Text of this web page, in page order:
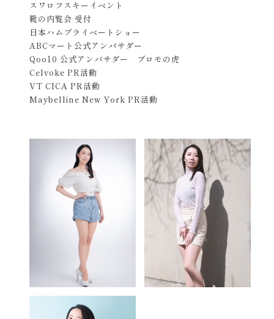
スワロフスキーイベント
靴の内覧会 受付
日本ハムプライベートショー
ABCマート公式アンバサダー
Qoo10 公式アンバサダー プロモの虎
Celvoke PR活動
VT CICA PR活動
Maybelline New York PR活動